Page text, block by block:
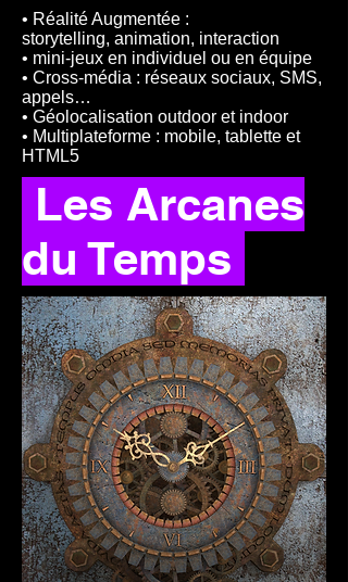
• Réalité Augmentée :
storytelling, animation, interaction
• mini-jeux en individuel ou en équipe
• Cross-média : réseaux sociaux, SMS,
appels…
• Géolocalisation outdoor et indoor
• Multiplateforme : mobile, tablette et
HTML5
Les Arcanes
du Temps